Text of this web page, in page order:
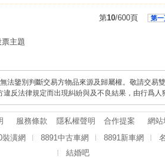
第10/600頁 第一
票主題
法鑒別判斷交易方物品來源及歸屬權。敬請交易
反法律規定而出現糾紛與及不良結果，由行爲人
服務條款 隱私權聲明 合作提案 網站
裝潢網 8891中古車網 8891新車網
結婚吧